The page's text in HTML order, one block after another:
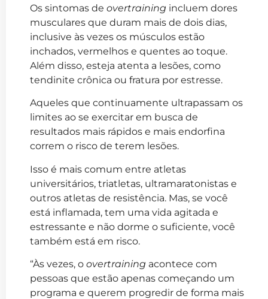
Os sintomas de overtraining incluem dores
musculares que duram mais de dois dias,
inclusive às vezes os músculos estão
inchados, vermelhos e quentes ao toque.
Além disso, esteja atenta a lesões, como
tendinite crônica ou fratura por estresse.
Aqueles que continuamente ultrapassam os
limites ao se exercitar em busca de
resultados mais rápidos e mais endorfina
correm o risco de terem lesões.
Isso é mais comum entre atletas
universitários, triatletas, ultramaratonistas e
outros atletas de resistência. Mas, se você
está inflamada, tem uma vida agitada e
estressante e não dorme o suficiente, você
também está em risco.
“Às vezes, o overtraining acontece com
pessoas que estão apenas começando um
programa e querem progredir de forma mais